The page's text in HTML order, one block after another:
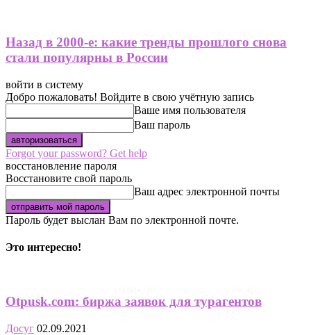
Назад в 2000-е: какие тренды прошлого снова
стали популярны в России
войти в систему
Добро пожаловать! Войдите в свою учётную запись
Ваше имя пользователя
Ваш пароль
Forgot your password? Get help
восстановление пароля
Восстановите свой пароль
Ваш адрес электронной почты
Пароль будет выслан Вам по электронной почте.
Это интересно!
Otpusk.com: биржа заявок для турагентов
Досуг 02.09.2021